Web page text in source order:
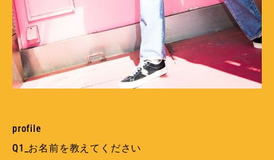
profile
Q1_お名前を教えてください